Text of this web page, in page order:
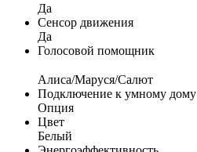
Да
Сенсор движения
Да
Голосовой помощник
Алиса/Маруся/Салют
Подключение к умному дому
Опция
Цвет
Белый